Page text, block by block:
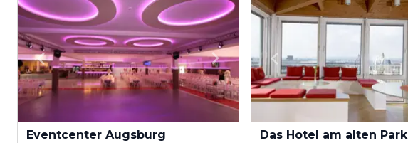
Eventcenter Augsburg Das Hotel am alten Park